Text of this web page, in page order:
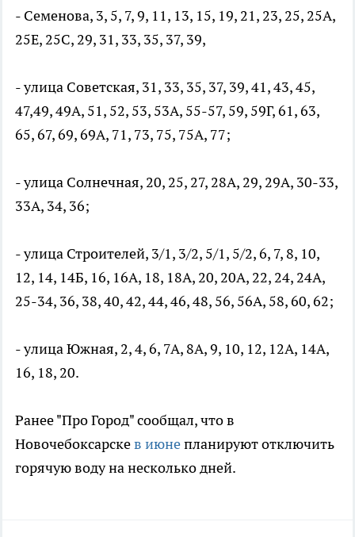
- Семенова, 3, 5, 7, 9, 11, 13, 15, 19, 21, 23, 25, 25А,
25Е, 25С, 29, 31, 33, 35, 37, 39,
- улица Советская, 31, 33, 35, 37, 39, 41, 43, 45,
47,49, 49А, 51, 52, 53, 53А, 55-57, 59, 59Г, 61, 63,
65, 67, 69, 69А, 71, 73, 75, 75А, 77;
- улица Солнечная, 20, 25, 27, 28А, 29, 29А, 30-33,
33А, 34, 36;
- улица Строителей, 3/1, 3/2, 5/1, 5/2, 6, 7, 8, 10,
12, 14, 14Б, 16, 16А, 18, 18А, 20, 20А, 22, 24, 24А,
25-34, 36, 38, 40, 42, 44, 46, 48, 56, 56А, 58, 60, 62;
- улица Южная, 2, 4, 6, 7А, 8А, 9, 10, 12, 12А, 14А,
16, 18, 20.
Ранее "Про Город" сообщал, что в
Новочебоксарскев июнепланируют отключить
горячую воду на несколько дней.